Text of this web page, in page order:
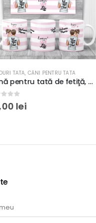
TATA
Cană pentru tată de fetiţă, personalizată cu nume, rezistenta la masina de spalat vase, culoare alb cu roz, 350ml, ceramica
CADOURI BUNICI